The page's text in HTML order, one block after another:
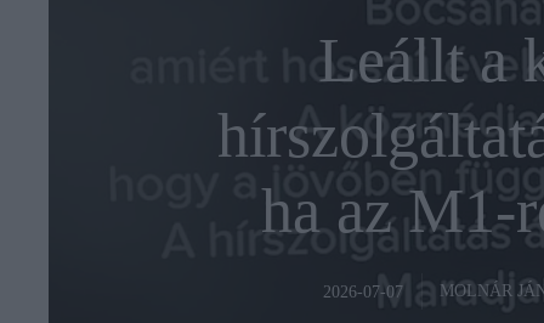
Leállt a
ha az M1-
2026-07-07 MOLNÁR